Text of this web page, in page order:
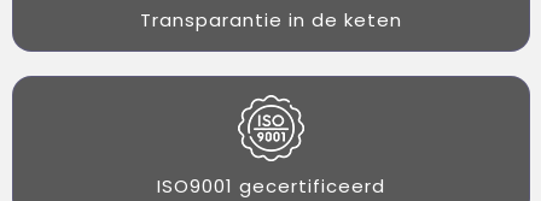
Transparantie in de keten
ISO9001 gecertificeerd